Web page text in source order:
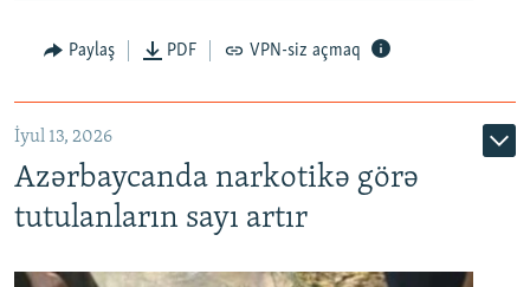
Paylaş PDF VPN-siz açmaq
İyul 13, 2026
Azərbaycanda narkotikə görə
tutulanların sayı artır